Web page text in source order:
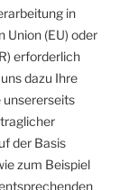
in
Union (EU) oder
erforderlich
dazu Ihre
unsererseits
der Basis
zum Beispiel